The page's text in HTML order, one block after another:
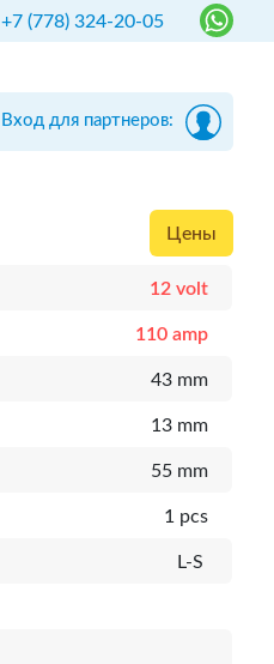
+7 (778) 324-20-05
Вход для партнеров:
Цены
12 volt
110 amp
43 mm
13 mm
55 mm
1 pcs
L-S